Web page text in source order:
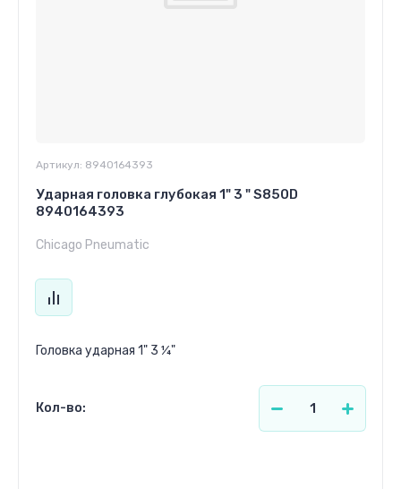
Артикул: 8940164393
Ударная головка глубокая 1" 3 " S850D
8940164393
Chicago Pneumatic
Головка ударная 1" 3 ¼"
Кол-во: